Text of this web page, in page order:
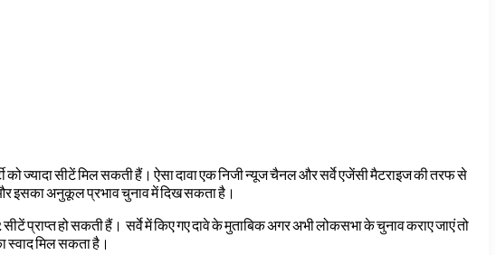
ज्यादा सीटें मिल सकती हैं। ऐसा दावा एक निजी न्यूज चैनल और सर्वे एजेंसी मैटराइज की तरफ से
और इसका अनुकूल प्रभाव चुनाव में दिख सकता है।
प्राप्त हो सकती हैं। सर्वे में किए गए दावे के मुताबिक अगर अभी लोकसभा के चुनाव कराए जाएं तो
स्वाद मिल सकता है।